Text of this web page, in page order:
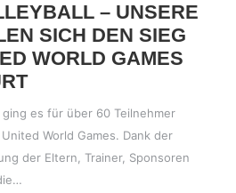
– UNSERE
SICH DEN SIEG
WORLD GAMES
es für über 60 Teilnehmer
World Games. Dank der
der Eltern, Trainer, Sponsoren